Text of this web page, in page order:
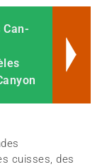
cuisses, des